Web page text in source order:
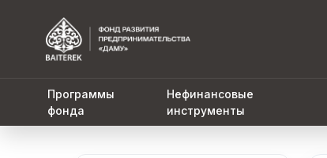
Программы
фонда
Нефинансовые
инструменты